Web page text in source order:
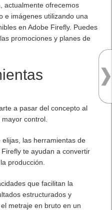
actualmente ofrecemos
e imágenes utilizando una
en Adobe Firefly. Puedes
promociones y planes de
a pasar del concepto al
control.
las herramientas de
te ayudan a convertir
producción.
que facilitan la
estructurados y
metraje en bruto en un